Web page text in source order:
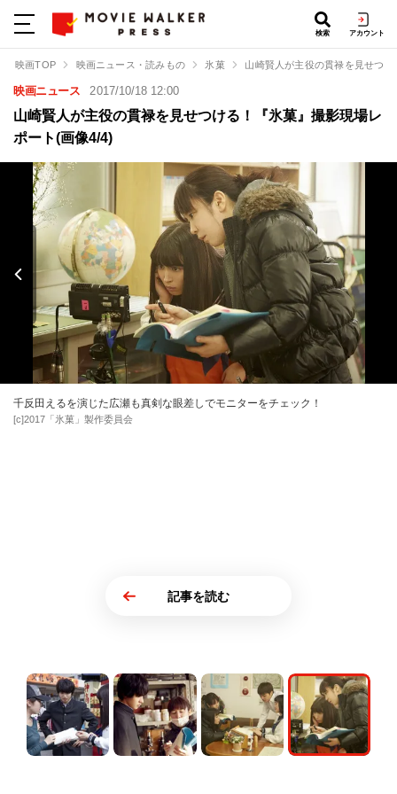
検索 アカウント
映画TOP 映画ニュース・読みもの 氷菓 山崎賢人が主役の貫禄を見せつ
映画ニュース 2017/10/18 12:00
山崎賢人が主役の貫禄を見せつける！『氷菓』撮影現場レ
ポート(画像4/4)
千反田えるを演じた広瀬も真剣な眼差しでモニターをチェック！
[c]2017「氷菓」製作委員会
記事を読む